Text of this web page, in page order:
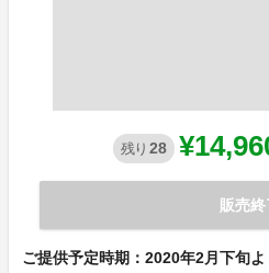
残り 28
販売終
ご提供予定時期：2020年2月下旬よ